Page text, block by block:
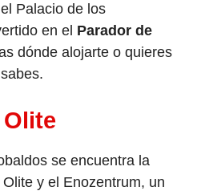
Palacio de los
en el Parador de
dónde alojarte o quieres
se encuentra la
y el Enozentrum, un